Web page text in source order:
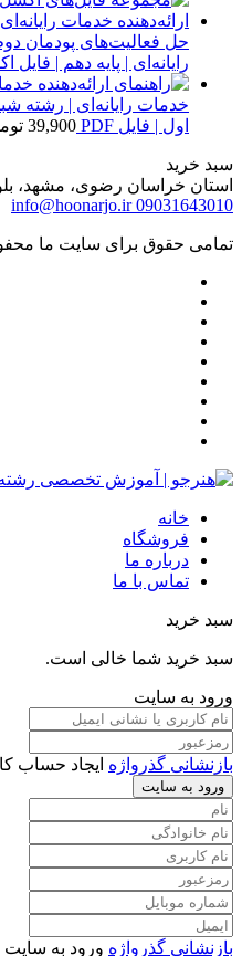
حل فعالیت‌های پودمان
رایانه‌ای | پایه دهم | فایل
خدمات رایانه‌ای | رشته
اول | فایل PDF
39,900
سبد خرید
استان خراسان رضوی، مشهد،
09031643010
info@hoonarjo.ir
تمامی حقوق برای سایت ما
خانه
فروشگاه
درباره ما
تماس با ما
سبد خرید
سبد خرید شما خالی است.
ورود به سایت
بازنشانی گذرواژه ایجاد حساب
ورود به سایت
بازنشانی گذرواژه ورود به سایت